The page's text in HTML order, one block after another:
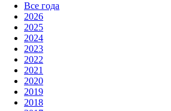
Все года
2026
2025
2024
2023
2022
2021
2020
2019
2018